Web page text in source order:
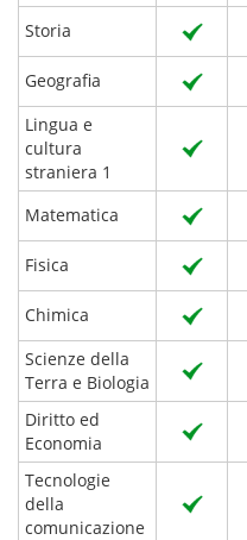
Storia
Geografia
Lingua e
cultura
straniera 1
Matematica
Fisica
Chimica
Scienze della
Terra e Biologia
Diritto ed
Economia
Tecnologie
della
comunicazione